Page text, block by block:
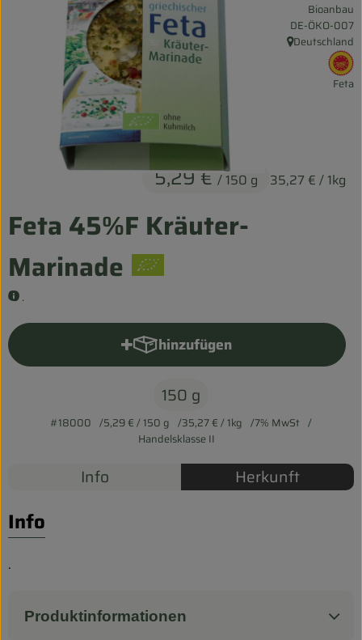
Entspannt durch die FERIEN
Obst & Gemüse
Kühltheke
Backwaren
Vorratskammer
Kosmetik
Haus & Garten
Biohof erleben
Biokorb so geht`s
Pferdepension & Reitbetrieb
Firmenkunden
Feta 45%F Kräuter-
Marinade
.
5,29 €/ 150 g 35,27 € / 1kg
Bioanbau
, Kontrollstelle:
DE-ÖKO-007
, Herkunft:
Deutschland
,
Feta
hinzufügen
Produkt zum Warenkorb
150 g
#18000 5,29 €/ 150 g 35,27 €/ 1kg
7% MwSt
Handelsklasse II
Info Herkunft
Info
.
Produktinformationen